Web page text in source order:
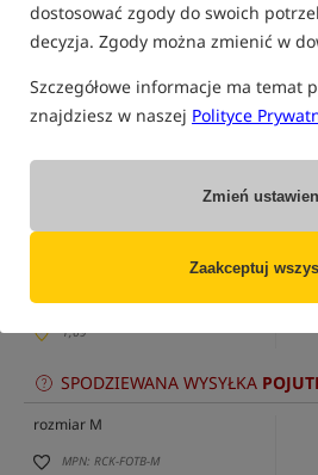
dostosować zgody do swoich
decyzja. Zgody można zmienić w
Szczegółowe informacje ma temat
znajdziesz w naszej Polityce
Zmień
Zaakceptuj
tylko produkty na"naszym
rozmiar S
EAN: 200000103149
1,69
SPODZIEWANA WYSYŁKA
rozmiar M
MPN: RCK-FOTB-M